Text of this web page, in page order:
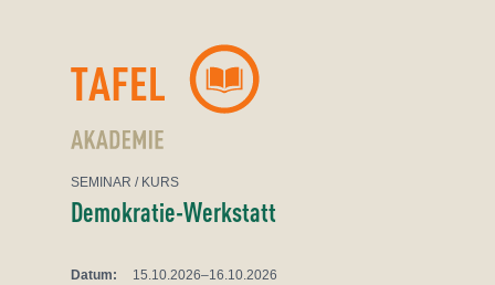
SEMINAR / KURS
Demokratie-Werkstatt
Datum:
15.10.2026–16.10.2026